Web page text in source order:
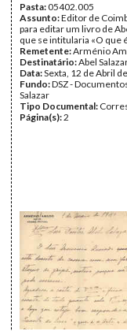
Pasta:05402.005
Assunto:Editor de
para editar um livro de
que se intitularia «O que
Remetente:Arménio
Destinatário:Abel
Data:Sexta, 12 de Abril
Fundo:DSZ -
Salazar
Tipo Documental:
Página(s):2